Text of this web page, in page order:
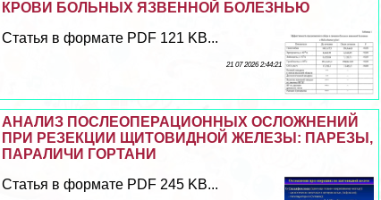
КРОВИ БОЛЬНЫХ ЯЗВЕННОЙ БОЛЕЗНЬЮ
Статья в формате PDF 121 KB...
21 07 2026 2:44:21
АНАЛИЗ ПОСЛЕОПЕРАЦИОННЫХ ОСЛОЖНЕНИЙ
ПРИ РЕЗЕКЦИИ ЩИТОВИДНОЙ ЖЕЛЕЗЫ: ПАРЕЗЫ,
ПАРАЛИЧИ ГОРТАНИ
Статья в формате PDF 245 KB...